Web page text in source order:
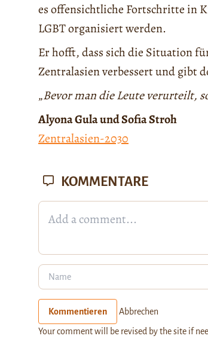
es offensichtliche Fortschritte in
LGBT organisiert werden.
Er hofft, dass sich die Situation
Zentralasien verbessert und gibt
„Bevor man die Leute verurteilt,
Alyona Gula und Sofia Stroh
Zentralasien-2030
KOMMENTARE
Kommentieren Abbrechen
Your comment will be revised by the site if